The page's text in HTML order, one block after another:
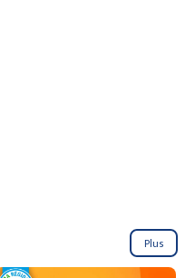
Plus